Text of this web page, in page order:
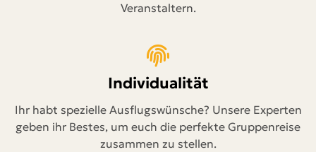
Veranstaltern.
Individualität
Ihr habt spezielle Ausflugswünsche? Unsere Experten
geben ihr Bestes, um euch die perfekte Gruppenreise
zusammen zu stellen.